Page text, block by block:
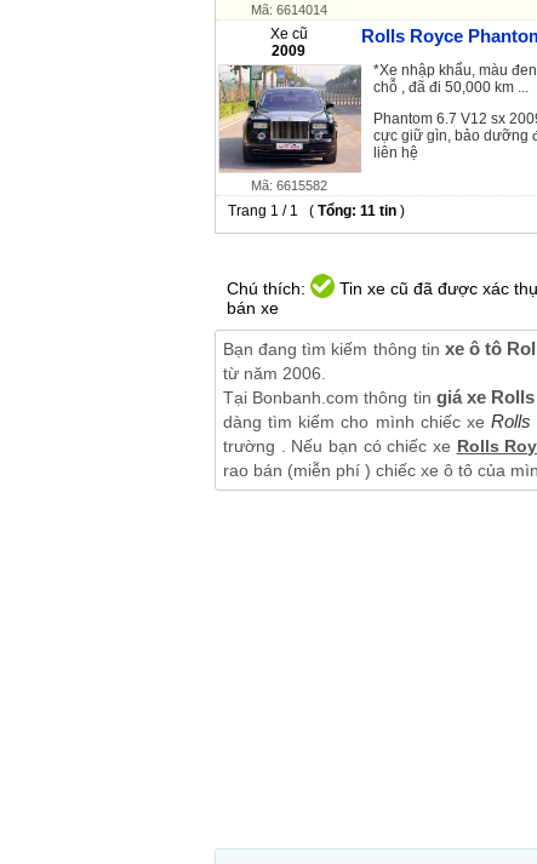
Mã: 6614014
Xe cũ
2009
Rolls Royce
Mã: 6615582
*Xe nhập khẩu, màu
chỗ , đã đi 50,000 km ...
Phantom 6.7 V12 sx
cực giữ gìn, bảo dưỡng
liên hệ
Trang 1 / 1 ( Tổng: 11 tin )
Chú thích:
Tin xe cũ đã được xác
bán xe
Bạn đang tìm kiếm thông tin xe ô tô
từ năm 2006.
Tại Bonbanh.com thông tin giá xe
dàng tìm kiếm cho mình chiếc xeRolls
trường . Nếu bạn có chiếc xe Rolls
rao bán (miễn phí ) chiếc xe ô tô của